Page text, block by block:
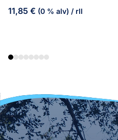
11,85 € (0 % alv) / rll